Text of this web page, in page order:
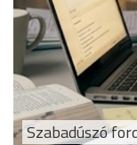
Szabadúszó